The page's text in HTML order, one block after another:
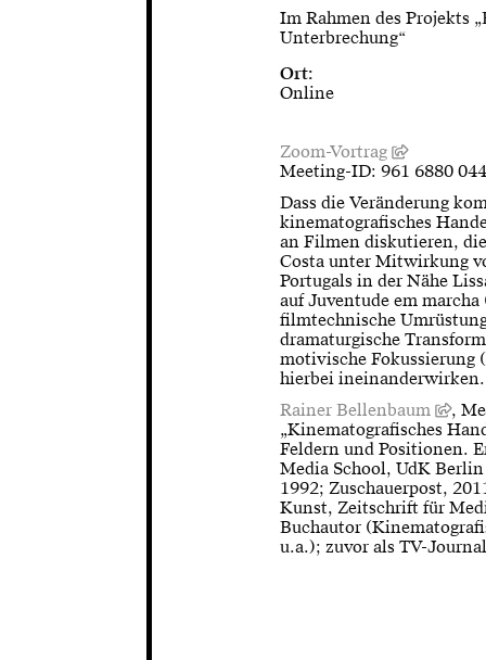
Im Rahmen des Projekts
Unterbrechung“
Ort:
Online
Zoom-Vortrag
Meeting-ID: 961 6880
Dass die Veränderung
kinematografisches
an Filmen diskutieren,
Costa unter Mitwirkung
Portugals in der Nähe
auf Juventude em
filmtechnische
dramaturgische
motivische Fokussierung
hierbei ineinanderwirken.
Rainer Bellenbaum
,
„Kinematografisches
Feldern und Positionen.
Media School, UdK
1992; Zuschauerpost,
Kunst, Zeitschrift für
Buchautor
u.a.); zuvor als TV-